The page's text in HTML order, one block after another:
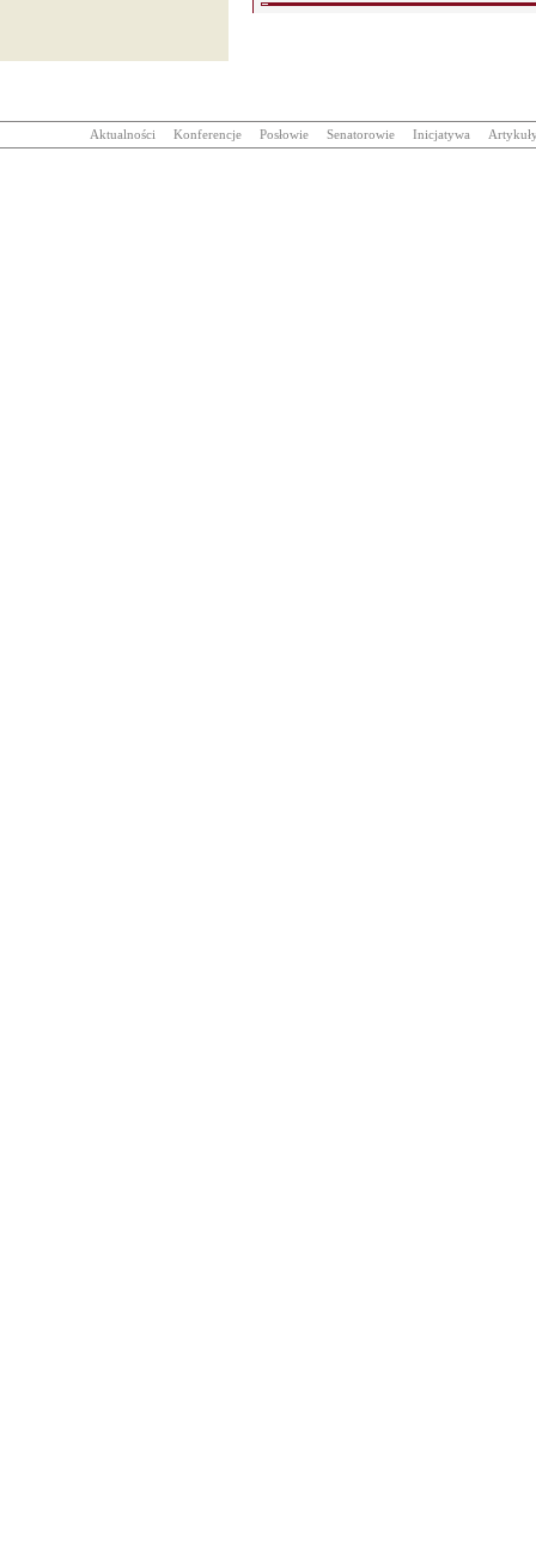
Aktualności Konferencje Posłowie Senatorowie Inicjatywa